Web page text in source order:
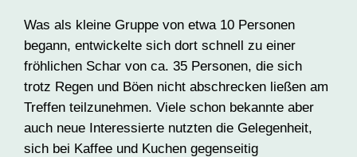
Was als kleine Gruppe von etwa 10 Personen
begann, entwickelte sich dort schnell zu einer
fröhlichen Schar von ca. 35 Personen, die sich
trotz Regen und Böen nicht abschrecken ließen am
Treffen teilzunehmen. Viele schon bekannte aber
auch neue Interessierte nutzten die Gelegenheit,
sich bei Kaffee und Kuchen gegenseitig